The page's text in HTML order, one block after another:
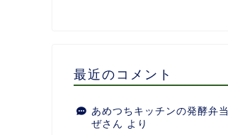
最近のコメント
あめつちキッチンの発酵弁当
ぜさん より